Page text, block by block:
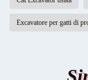
Excavatore per gatti di